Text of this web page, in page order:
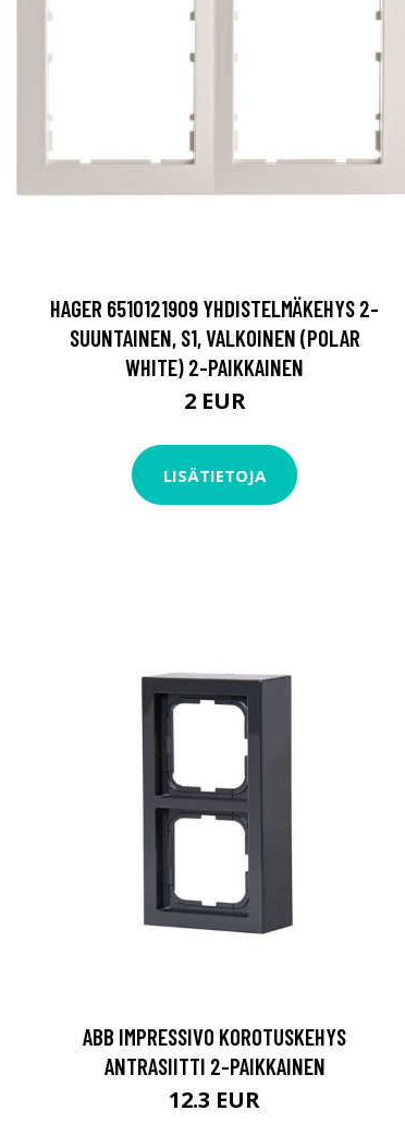
HAGER 6510121909 YHDISTELMÄKEHYS 2-
SUUNTAINEN, S1, VALKOINEN (POLAR
WHITE) 2-PAIKKAINEN
2 EUR
LISÄTIETOJA
ABB IMPRESSIVO KOROTUSKEHYS
ANTRASIITTI 2-PAIKKAINEN
12.3 EUR